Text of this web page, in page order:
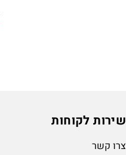
שירות לקוחות
צרו קשר